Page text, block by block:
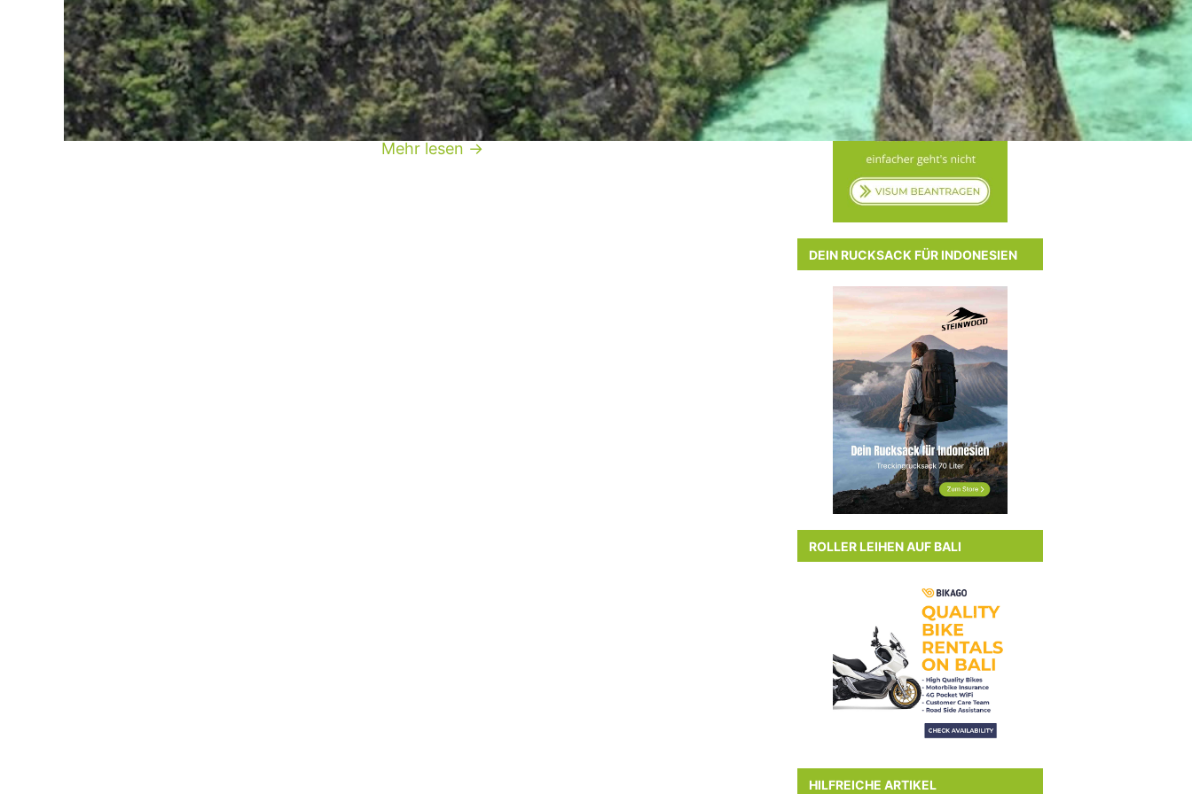
Honeymoon in In Indonesien? Das sind die Top 10
Orte für eure Flitterwochen in Indonesien – vom
entspannten Rückzugsort bis hin zum
Abenteuerurlaub.
Mehr lesen →
DEIN RUCKSACK FÜR INDONESIEN
ROLLER LEIHEN AUF BALI
HILFREICHE ARTIKEL